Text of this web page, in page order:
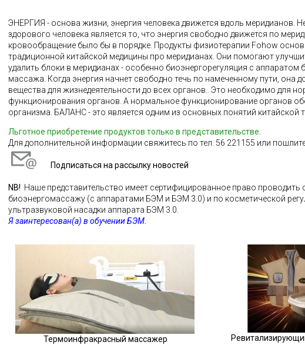
ЭНЕРГИЯ - основа жизни, энергия человека движется вдоль меридианов.
здорового человека является то, что энергия свободно движется по
кровообращение было бы в порядке. Продукты физиотерапии Fohow
традиционной китайской медицины про меридианах. Они помогают
удалить блоки в меридианах - особенно биоэнергорегуляция с аппаратом
массажа. Когда энергия начнет свободно течь по намеченному пути, она
вещества для жизнедеятельности до всех органов.. Это необходимо для
функционирования органов. А нормальное функционирование органов
организма. БАЛАНС - это является одним из основных понятий китайской
Льготное приобретение продуктов только в представительстве
Для дополнительной информации свяжитесь по тел. 56 221155 или
Подписаться на рассылку новостей
NB! Наше представительство имеет сертифицированное право проводить
биоэнергомассажу (с аппаратами БЭМ и БЭМ 3.0) и по косметической
ультразвуковой насадки аппарата БЭМ 3.0.
Я заинтересован(а) в обучении БЭМ.
Термоинфракрасный массажер